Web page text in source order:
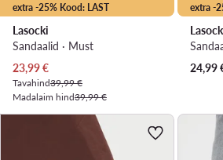
extra -25% Kood: LAST
Lasocki
Sandaalid · Must
Praegune hind
23,99€
Tavahind39,99 €
Madalaim hind39,99 €
extra -
24,99